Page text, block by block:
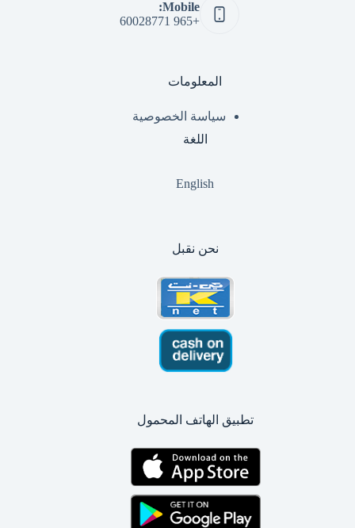
Mobile:
+965 60028771
المعلومات
سياسة الخصوصية
اللغة
English
نحن نقبل
تطبيق الهاتف المحمول